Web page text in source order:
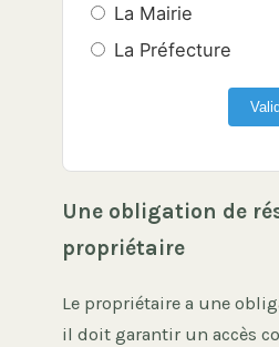
La Mairie
La Préfecture
Une obligation de
propriétaire
Le propriétaire a une
il doit garantir un accès